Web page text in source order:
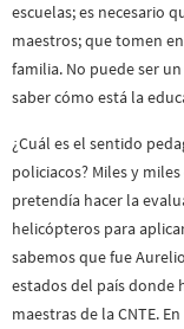
escuelas; es necesario
maestros; que tomen
familia. No puede ser
saber cómo está la
¿Cuál es el sentido
policiacos? Miles y
pretendía hacer la
helicópteros para
sabemos que fue
estados del país donde
maestras de la CNTE.